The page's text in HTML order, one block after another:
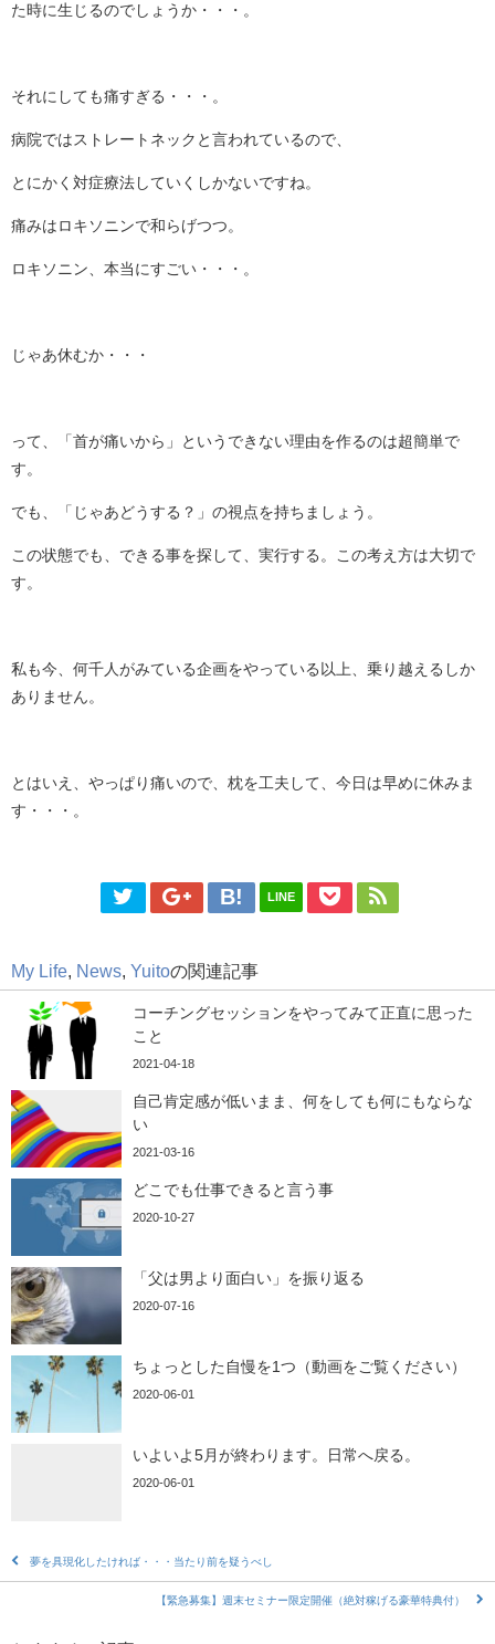
た時に生じるのでしょうか・・・。
それにしても痛すぎる・・・。
病院ではストレートネックと言われているので、
とにかく対症療法していくしかないですね。
痛みはロキソニンで和らげつつ。
ロキソニン、本当にすごい・・・。
じゃあ休むか・・・
って、「首が痛いから」というできない理由を作るのは超簡単で
す。
でも、「じゃあどうする？」の視点を持ちましょう。
この状態でも、できる事を探して、実行する。この考え方は大切で
す。
私も今、何千人がみている企画をやっている以上、乗り越えるしか
ありません。
とはいえ、やっぱり痛いので、枕を工夫して、今日は早めに休みま
す・・・。
LINE
My Life News Yuitoの関連記事
コーチングセッションをやってみて正直に思った
こと
2021-04-18
自己肯定感が低いまま、何をしても何にもならな
い
2021-03-16
どこでも仕事できると言う事
2020-10-27
「父は男より面白い」を振り返る
2020-07-16
ちょっとした自慢を1つ（動画をご覧ください）
2020-06-01
いよいよ5月が終わります。日常へ戻る。
2020-06-01
夢を具現化したければ・・・当たり前を疑うべし
【緊急募集】週末セミナー限定開催（絶対稼げる豪華特典付）